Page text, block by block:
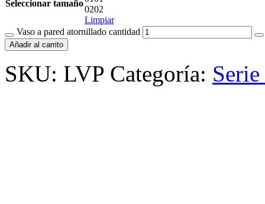
Seleccionar tamaño
0202
Limpiar
Vaso a pared atornillado cantidad
Añadir al carrito
SKU: LVP Categoría: